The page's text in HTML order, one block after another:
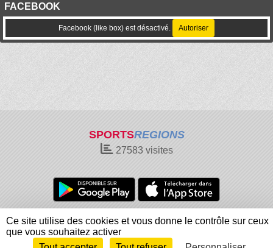
FACEBOOK
Facebook (like box) est désactivé. Autoriser
SPORTSREGIONS
27583visites
Charte cookies
Gestion des cookies
Informations légales
Signaler un contenu inapproprié
Ce site utilise des cookies et vous donne le contrôle sur ceux
que vous souhaitez activer